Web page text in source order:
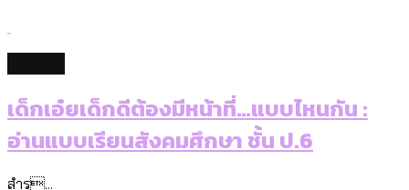
เด็กเอ๋ยเด็กดีต้องมีหน้าที่…แบบไหนกัน :
อ่านแบบเรียนสังคมศึกษา ชั้น ป.6
สำร...